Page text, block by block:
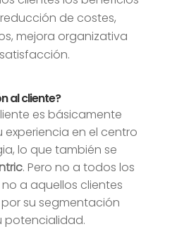
de costes,
mejora organizativa
al cliente?
es básicamente
experiencia en el centro
lo que también se
. Pero no a todos los
a aquellos clientes
su segmentación
potencialidad.